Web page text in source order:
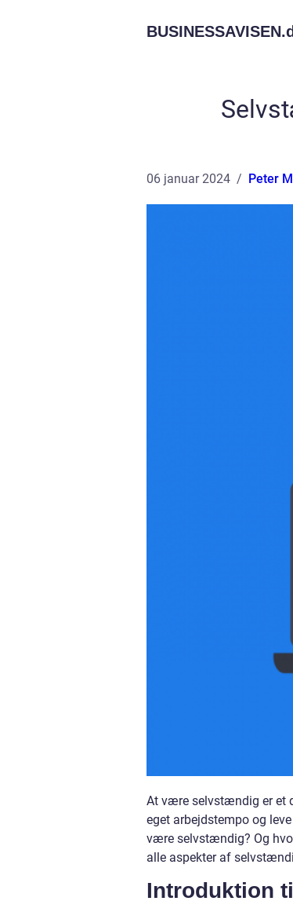
BUSINESSAVISEN.
06 januar 2024 Peter
At være selvstændig er et
eget arbejdstempo og
være selvstændig? Og
alle aspekter af
Introduktion